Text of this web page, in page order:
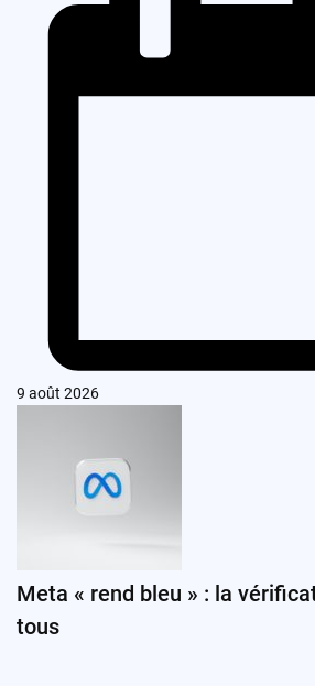
9 août 2026
Meta « rend bleu » : la
tous